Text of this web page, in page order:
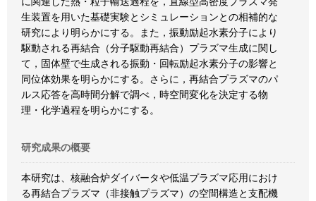
生装置を用いた基礎実験とシミュレーションとの相補的な
研究により明らかにする。また，振動励起水素分子により
駆動される再結合（分子駆動再結合）プラズマ生成に関し
て，固体壁で生成される振動・回転励起水素分子の影響と
同位体効果を明らかにする。さらに，再結合プラズマのパ
ルス応答を高時間分解で調べ，時空間変化を決定する物
理・化学過程を明らかにする。
研究成果の概要
本研究は、核融合炉ダイバータや低温プラズマ応用におけ
る再結合プラズマ（非接触プラズマ）の空間構造と支配機